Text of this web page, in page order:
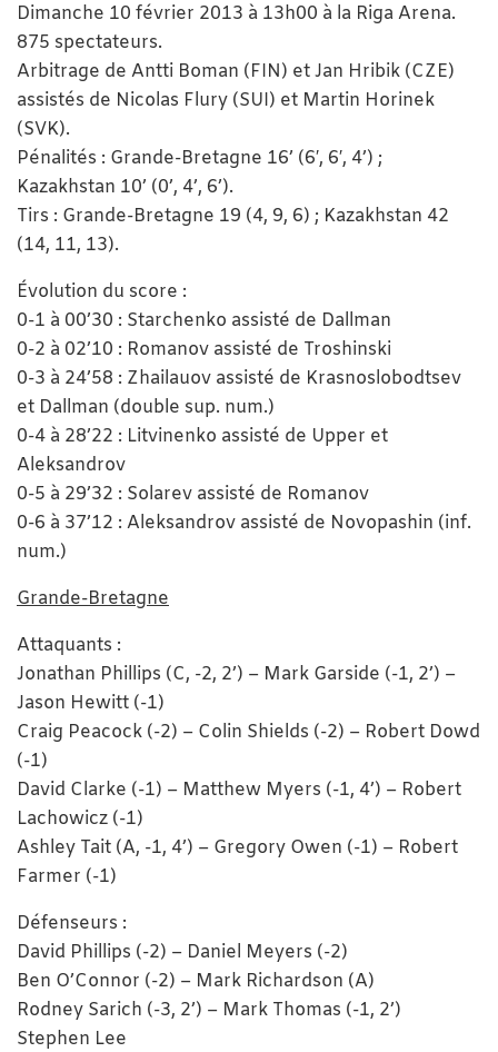
Dimanche 10 février 2013 à 13h00 à la Riga Arena.
875 spectateurs.
Arbitrage de Antti Boman (FIN) et Jan Hribik (CZE)
assistés de Nicolas Flury (SUI) et Martin Horinek
(SVK).
Pénalités : Grande-Bretagne 16’ (6′, 6′, 4’) ;
Kazakhstan 10’ (0’, 4’, 6’).
Tirs : Grande-Bretagne 19 (4, 9, 6) ; Kazakhstan 42
(14, 11, 13).
Évolution du score :
0-1 à 00’30 : Starchenko assisté de Dallman
0-2 à 02’10 : Romanov assisté de Troshinski
0-3 à 24’58 : Zhailauov assisté de Krasnoslobodtsev
et Dallman (double sup. num.)
0-4 à 28’22 : Litvinenko assisté de Upper et
Aleksandrov
0-5 à 29’32 : Solarev assisté de Romanov
0-6 à 37’12 : Aleksandrov assisté de Novopashin (inf.
num.)
Grande-Bretagne
Attaquants :
Jonathan Phillips (C, -2, 2’) – Mark Garside (-1, 2’) –
Jason Hewitt (-1)
Craig Peacock (-2) – Colin Shields (-2) – Robert Dowd
(-1)
David Clarke (-1) – Matthew Myers (-1, 4’) – Robert
Lachowicz (-1)
Ashley Tait (A, -1, 4’) – Gregory Owen (-1) – Robert
Farmer (-1)
Défenseurs :
David Phillips (-2) – Daniel Meyers (-2)
Ben O’Connor (-2) – Mark Richardson (A)
Rodney Sarich (-3, 2’) – Mark Thomas (-1, 2’)
Stephen Lee